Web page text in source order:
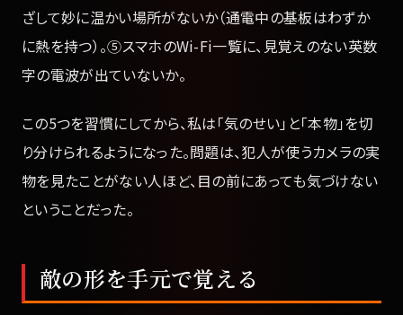
ざして妙に温かい場所がないか（通電中の基板はわずか
に熱を持つ）。⑤スマホのWi-Fi一覧に、見覚えのない英数
字の電波が出ていないか。
この5つを習慣にしてから、私は「気のせい」と「本物」を切
り分けられるようになった。問題は、犯人が使うカメラの実
物を見たことがない人ほど、目の前にあっても気づけない
ということだった。
敵の形を手元で覚える